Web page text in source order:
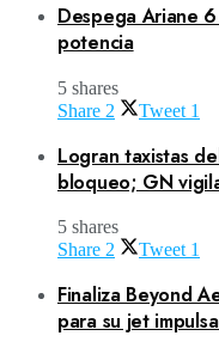
Despega Ariane
potencia
5 shares
Share 2 Tweet 1
Logran taxistas
bloqueo; GN
5 shares
Share 2 Tweet 1
Finaliza Beyond
para su jet